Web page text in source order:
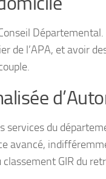
de l’APA, et avoir
services du
avancé,
GIR du